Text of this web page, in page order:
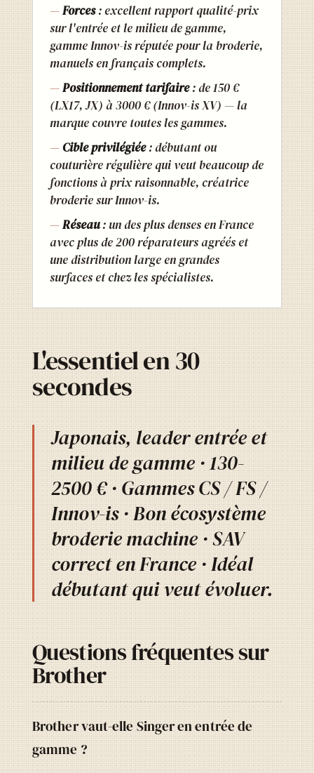
Forces: excellent rapport qualité-prix
sur l'entrée et le milieu de gamme,
gamme Innov-is réputée pour la broderie,
manuels en français complets.
Positionnement tarifaire: de 150 €
(LX17, JX) à 3000 € (Innov-is XV) — la
marque couvre toutes les gammes.
Cible privilégiée: débutant ou
couturière régulière qui veut beaucoup de
fonctions à prix raisonnable, créatrice
broderie sur Innov-is.
Réseau: un des plus denses en France
avec plus de 200 réparateurs agréés et
une distribution large en grandes
surfaces et chez les spécialistes.
L'essentiel en 30
secondes
Japonais, leader entrée et
milieu de gamme · 130-
2500 € · Gammes CS / FS /
Innov-is · Bon écosystème
broderie machine · SAV
correct en France · Idéal
débutant qui veut évoluer.
Questions fréquentes sur
Brother
Brother vaut-elle Singer en entrée de
gamme ?